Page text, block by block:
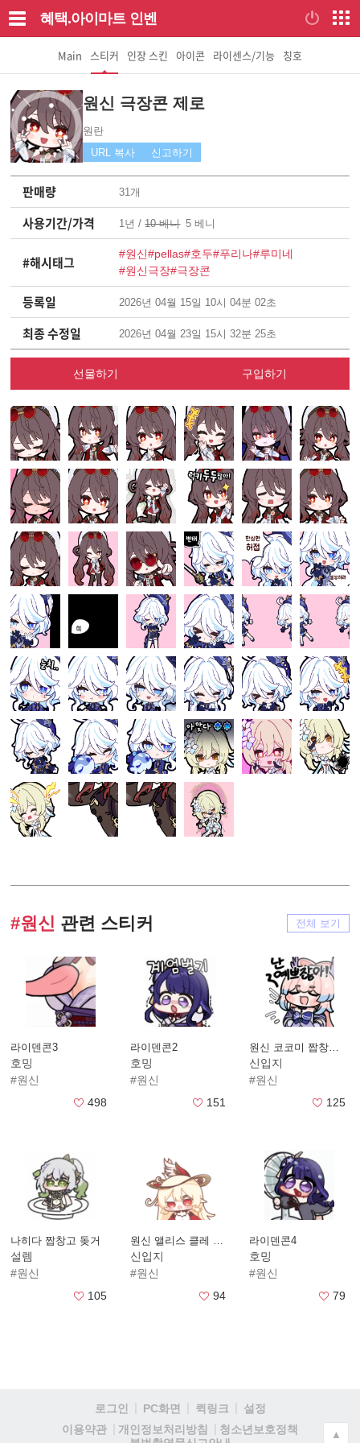
혜택.아이마트 인벤
Main 스티커 인장 스킨 아이콘 라이센스/기능 칭호
원신 극장콘 제로
원란
URL 복사
신고하기
판매량 31개
사용기간/가격 1년 /10 베니 5 베니
#해시태그 #원신#pellas#호두#푸리나#루미네
#원신극장#극장콘
등록일 2026년 04월 15일 10시 04분 02초
최종 수정일 2026년 04월 23일 15시 32분 25초
선물하기 구입하기
#원신 관련 스티커 전체 보기
라이덴콘3
호밍
#원신
498
라이덴콘2
호밍
#원신
151
신입지
#원신
125
나히다 짭창고 돚거
설렘
#원신
105
원신 앨리스 클레 짭밋다콘
신입지
#원신
94
라이덴콘4
호밍
#원신
79
로그인 PC화면 퀵링크
설정
이용약관
개인정보처리방침
청소년보호정책
▲